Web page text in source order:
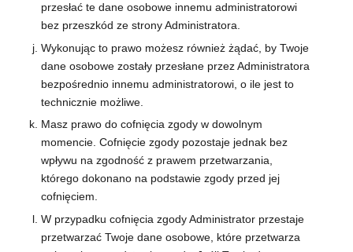
przesłać te dane osobowe innemu administratorowi
bez przeszkód ze strony Administratora.
Wykonując to prawo możesz również żądać, by Twoje
dane osobowe zostały przesłane przez Administratora
bezpośrednio innemu administratorowi, o ile jest to
technicznie możliwe.
Masz prawo do cofnięcia zgody w dowolnym
momencie. Cofnięcie zgody pozostaje jednak bez
wpływu na zgodność z prawem przetwarzania,
którego dokonano na podstawie zgody przed jej
cofnięciem.
W przypadku cofnięcia zgody Administrator przestaje
przetwarzać Twoje dane osobowe, które przetwarza